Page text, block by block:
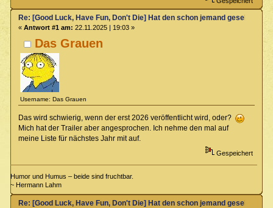
Das Grauen
Username: Das Grauen
Re: [Good Luck, Have Fun, Don't Die] Hat den schon jemand gesehen?
« Antwort #1 am: 22.11.2025 | 19:03 »
Das wird schwierig, wenn der erst 2026 veröffentlicht wird, oder?
Mich hat der Trailer aber angesprochen. Ich nehme den mal auf
meine Liste für nächstes Jahr mit auf.
Gespeichert
Humor und Humus – beide sind fruchtbar.
~ Hermann Lahm
Re: [Good Luck, Have Fun, Don't Die] Hat den schon jemand gesehen?